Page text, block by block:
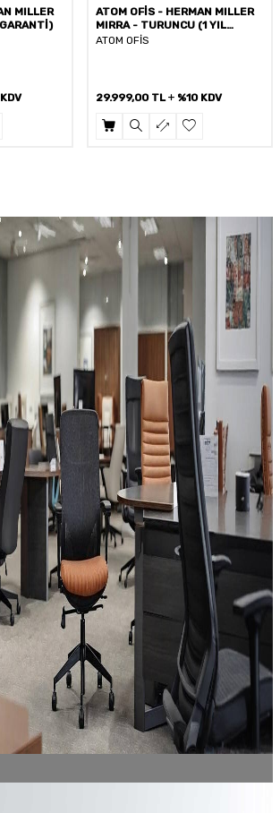
MILLER
YIL
ATOM OFİS - HERMAN MILLER
MIRRA - MAVİ (1 YIL GARANTİ)
ATOM OFİS
29.999,00TL %10 KDV